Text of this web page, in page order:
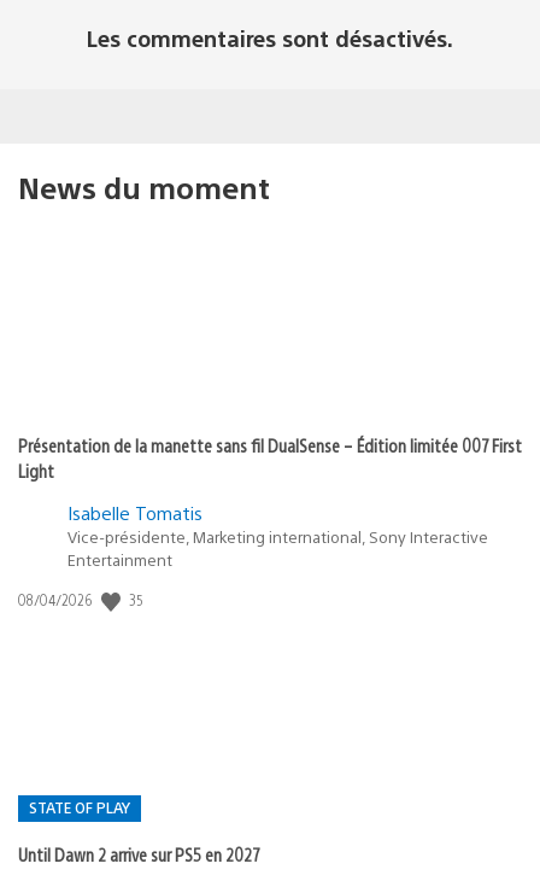
Les commentaires sont désactivés.
News du moment
Présentation de la manette sans fil DualSense – Édition limitée 007 First
Light
Isabelle Tomatis
Vice-présidente, Marketing international, Sony Interactive
Entertainment
Date
08/04/2026 35
STATE OF PLAY
Until Dawn 2 arrive sur PS5 en 2027